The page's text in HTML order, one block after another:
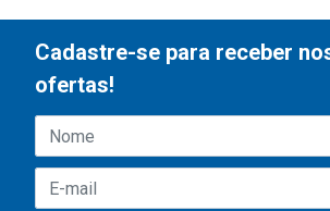
Cadastre-se para receber
ofertas!